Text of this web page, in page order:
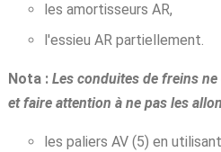
les amortisseurs AR,
l'essieu AR partiellement.
Nota : Les conduites de freins
et faire attention à ne pas les
les paliers AV (5) en